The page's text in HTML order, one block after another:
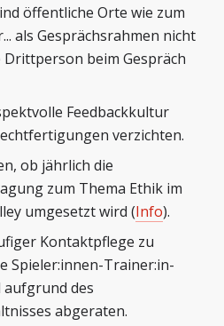
öffentliche Orte wie zum
als Gesprächsrahmen nicht
beim Gespräch
Feedbackkultur
verzichten.
ob jährlich die
zum Thema Ethik im
umgesetzt wird (Info).
Kontaktpflege zu
Spieler:innen-Trainer:in-
des
abgeraten.